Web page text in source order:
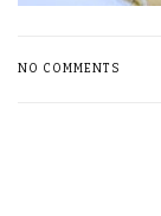
NO COMMENTS